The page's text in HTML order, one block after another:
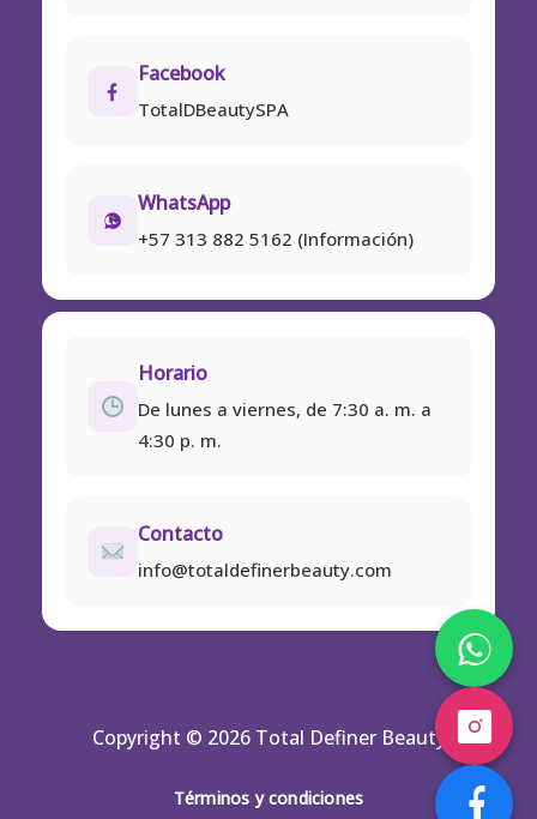
Facebook
TotalDBeautySPA
WhatsApp
+57 313 882 5162 (Información)
Horario
De lunes a viernes, de 7:30 a. m. a
4:30 p. m.
Contacto
info@totaldefinerbeauty.com
Copyright © 2026 Total Definer Beauty
Términos y condiciones